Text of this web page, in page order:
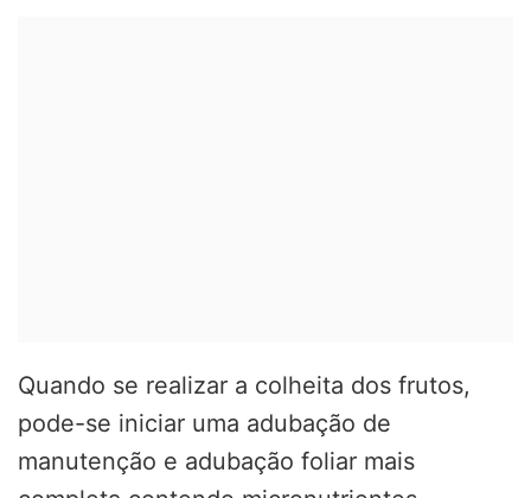
Quando se realizar a colheita dos frutos,
pode-se iniciar uma adubação de
manutenção e adubação foliar mais